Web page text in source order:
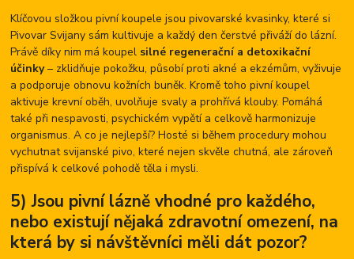
Klíčovou složkou pivní koupele jsou pivovarské kvasinky, které si
Pivovar Svijany sám kultivuje a každý den čerstvé přiváží do lázní.
Právě díky nim má koupel silné regenerační a detoxikační
účinky– zklidňuje pokožku, působí proti akné a ekzémům, vyživuje
a podporuje obnovu kožních buněk. Kromě toho pivní koupel
aktivuje krevní oběh, uvolňuje svaly a prohřívá klouby. Pomáhá
také při nespavosti, psychickém vypětí a celkově harmonizuje
organismus. A co je nejlepší? Hosté si během procedury mohou
vychutnat svijanské pivo, které nejen skvěle chutná, ale zároveň
přispívá k celkové pohodě těla i mysli.
5) Jsou pivní lázně vhodné pro každého,
nebo existují nějaká zdravotní omezení, na
která by si návštěvníci měli dát pozor?